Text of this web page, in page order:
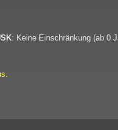
: Keine Einschränkung (ab 0